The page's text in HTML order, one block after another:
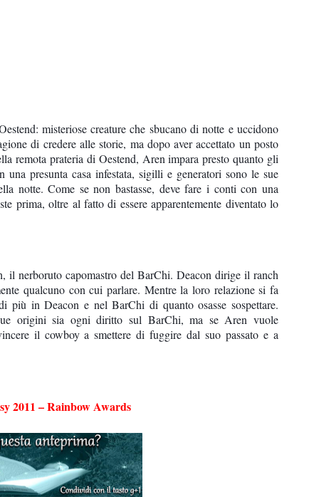
misteriose creature che sbucano di notte e uccidono
di credere alle storie, ma dopo aver accettato un posto
remota prateria di Oestend, Aren impara presto quanto gli
presunta casa infestata, sigilli e generatori sono le sue
notte. Come se non bastasse, deve fare i conti con una
prima, oltre al fatto di essere apparentemente diventato lo
il nerboruto capomastro del BarChi. Deacon dirige il ranch
qualcuno con cui parlare. Mentre la loro relazione si fa
più in Deacon e nel BarChi di quanto osasse sospettare.
origini sia ogni diritto sul BarChi, ma se Aren vuole
il cowboy a smettere di fuggire dal suo passato e a
2011 – Rainbow Awards